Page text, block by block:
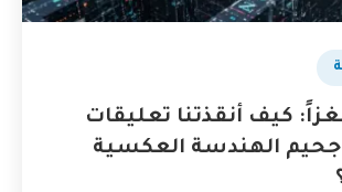
كيف أنقذتنا تعليقات
جحيم الهندسة العكسية